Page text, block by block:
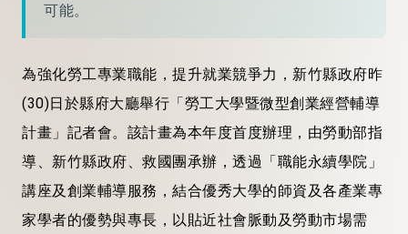
可能。
為強化勞工專業職能，提升就業競爭力，新竹縣政府昨
(30)日於縣府大廳舉行「勞工大學暨微型創業經營輔導
計畫」記者會。該計畫為本年度首度辦理，由勞動部指
導、 新竹縣政府、救國團承辦， 透過「職能永續學院」
講座及創業輔導服務， 結合優秀大學的師資及各產業專
家學者的優勢與專長，以貼近社會脈動及勞動市場需